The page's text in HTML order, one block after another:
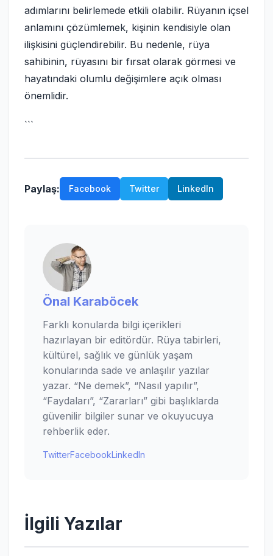
adımlarını belirlemede etkili olabilir. Rüyanın içsel
anlamını çözümlemek, kişinin kendisiyle olan
ilişkisini güçlendirebilir. Bu nedenle, rüya
sahibinin, rüyasını bir fırsat olarak görmesi ve
hayatındaki olumlu değişimlere açık olması
önemlidir.
```
Paylaş: Facebook Twitter LinkedIn
Önal Karaböcek
Farklı konularda bilgi içerikleri
hazırlayan bir editördür. Rüya tabirleri,
kültürel, sağlık ve günlük yaşam
konularında sade ve anlaşılır yazılar
yazar. “Ne demek”, “Nasıl yapılır”,
“Faydaları”, “Zararları” gibi başlıklarda
güvenilir bilgiler sunar ve okuyucuya
rehberlik eder.
TwitterFacebookLinkedIn
İlgili Yazılar